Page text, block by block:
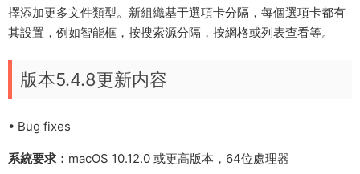
擇添加更多文件類型。新組織基于選項卡分隔，每個選項卡都有
其設置，例如智能框，按搜索源分隔，按網格或列表查看等。
版本5.4.8更新内容
• Bug fixes
系統要求： macOS 10.12.0 或更高版本，64位處理器